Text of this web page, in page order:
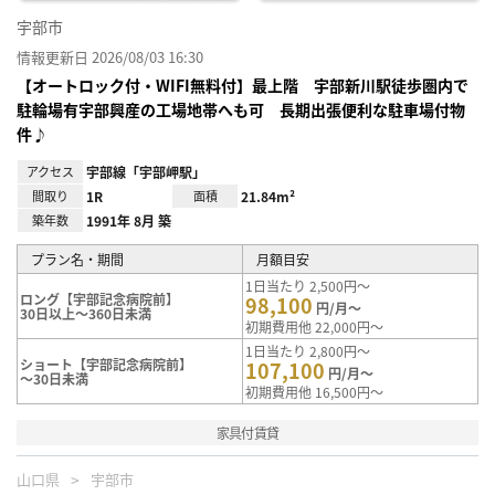
宇部市
情報更新日 2026/08/03 16:30
【オートロック付・WIFI無料付】最上階 宇部新川駅徒歩圏内で
駐輪場有宇部興産の工場地帯へも可 長期出張便利な駐車場付物
件♪
アクセス 宇部線「宇部岬駅」
間取り 1R 面積 21.84m²
築年数 1991年 8月 築
プラン名・期間 月額目安
ロング【宇部記念病院前】
30日以上～360日未満
1日当たり 2,500円～
98,100 円/月～
初期費用他 22,000円～
ショート【宇部記念病院前】
～30日未満
1日当たり 2,800円～
107,100 円/月～
初期費用他 16,500円～
家具付賃貸
山口県 宇部市